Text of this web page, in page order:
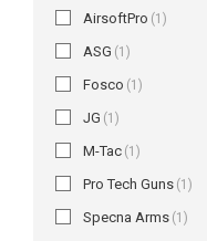
AirsoftPro (1)
ASG (1)
Fosco (1)
JG (1)
M-Tac (1)
Pro Tech Guns (1)
Specna Arms (1)